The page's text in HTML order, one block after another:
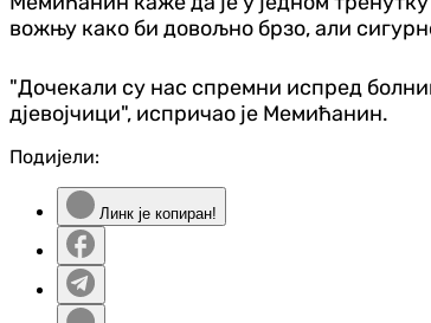
вожњу како би довољно брзо, али
"Дочекали су нас спремни испред
дјевојчици", испричао је Мемићанин.
Подијели:
Линк је копиран!